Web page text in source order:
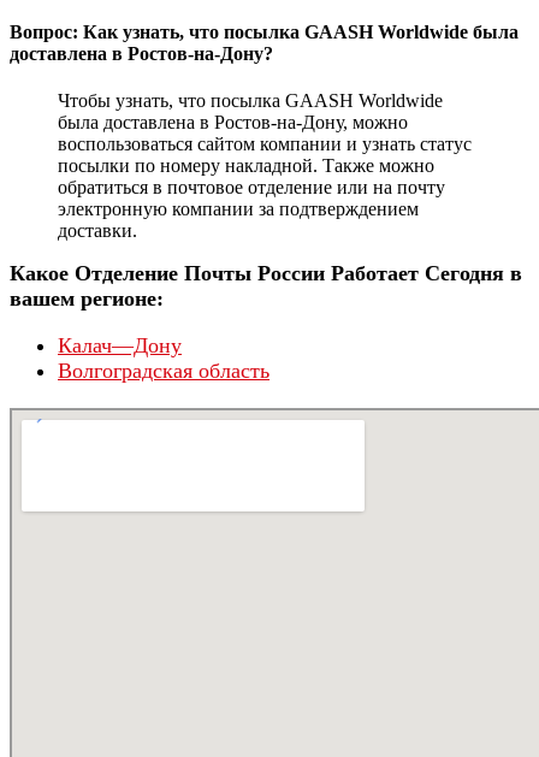
Вопрос: Как узнать, что посылка GAASH Worldwide была
доставлена в Ростов-на-Дону?
Чтобы узнать, что посылка GAASH Worldwide
была доставлена в Ростов-на-Дону, можно
воспользоваться сайтом компании и узнать статус
посылки по номеру накладной. Также можно
обратиться в почтовое отделение или на почту
электронную компании за подтверждением
доставки.
Какое Отделение Почты России Работает Сегодня в
вашем регионе:
Калач—Дону
Волгоградская область